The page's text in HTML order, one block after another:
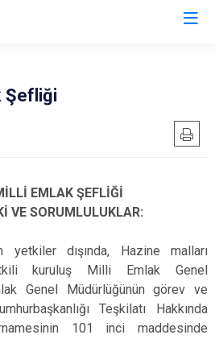
Manyas
Savaştepe
Sındırgı
Susurluk
Karesi
Şefliği
EMLAK ŞEFLİĞİ
VE SORUMLULUKLAR:
yetkiler dışında, Hazine malları
kuruluş Milli Emlak Genel
Genel Müdürlüğünün görev ve
Teşkilatı Hakkında
101 inci maddesinde